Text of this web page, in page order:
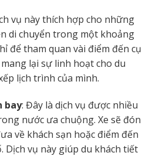
vụ này thích hợp cho những
di chuyển trong một khoảng
để tham quan vài điểm đến cụ
lại sự linh hoạt cho du
lịch trình của mình.
bay: Đây là dịch vụ được nhiều
nước ưa chuộng. Xe sẽ đón
về khách sạn hoặc điểm đến
Dịch vụ này giúp du khách tiết